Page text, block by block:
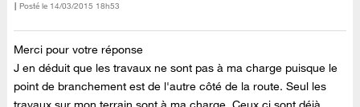
Posté le ‎14/03/2015 18h53
Merci pour votre réponse
J en déduit que les travaux ne sont pas à ma charge puisque le
point de branchement est de l'autre côté de la route. Seul les